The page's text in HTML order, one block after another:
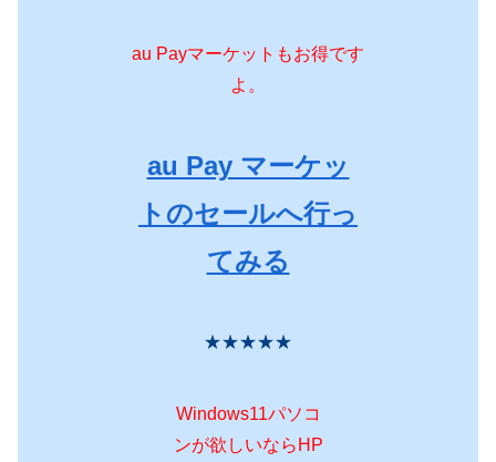
au Payマーケットもお得です
よ。
au Pay マーケッ
トのセールへ行っ
てみる
★★★★★
Windows11パソコ
ンが欲しいならHP